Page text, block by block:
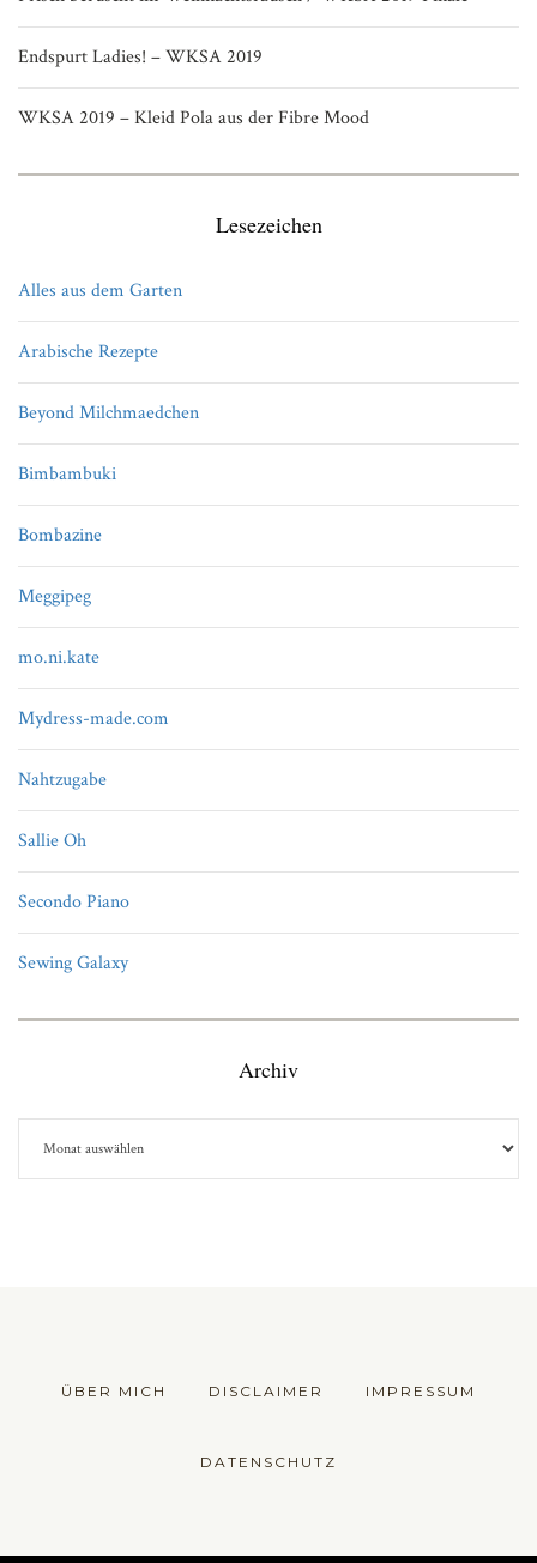
Endspurt Ladies! – WKSA 2019
WKSA 2019 – Kleid Pola aus der Fibre Mood
Lesezeichen
Alles aus dem Garten
Arabische Rezepte
Beyond Milchmaedchen
Bimbambuki
Bombazine
Meggipeg
mo.ni.kate
Mydress-made.com
Nahtzugabe
Sallie Oh
Secondo Piano
Sewing Galaxy
Archiv
ÜBER MICH DISCLAIMER IMPRESSUM
DATENSCHUTZ